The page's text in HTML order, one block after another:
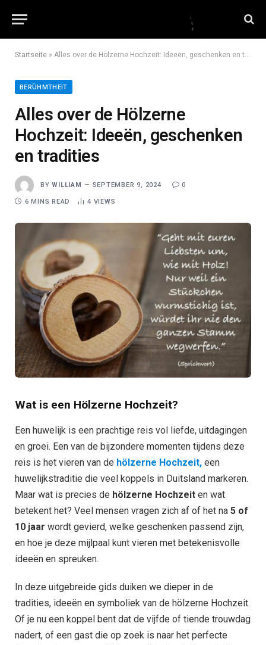
Startseite » Alles over de Hölzerne Hochzeit: Ideeën, geschenken en tradities
BERÜHMTHEIT
Alles over de Hölzerne
Hochzeit: Ideeën, geschenken
en tradities
BY WILLIAM SEPTEMBER 9, 2024 0
6 MINS READ 4 VIEWS
Wat is een Hölzerne Hochzeit?
Een huwelijk is een prachtige reis vol liefde, uitdagingen
en groei. Een van de bijzondere momenten tijdens deze
reis is het vieren van de hölzerne Hochzeit, een
huwelijkstraditie die veel koppels in Duitsland markeren.
Maar wat is precies de hölzerne Hochzeit en wat
betekent het? Veel mensen vragen zich af of het na 5 of
10 jaar wordt gevierd, welke geschenken passend zijn,
en hoe je deze mijlpaal kunt vieren met betekenisvolle
ideeën en spreuken.
In deze uitgebreide gids duiken we dieper in de
tradities, ideeën en symboliek van de hölzerne Hochzeit.
Of je nu een koppel bent dat de vijfde of tiende trouwdag
nadert, of een gast die op zoek is naar het perfecte